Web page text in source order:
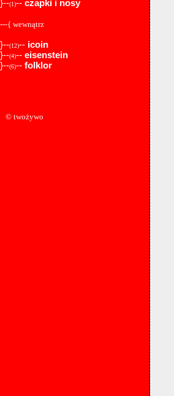
}--(1)-- czapki i nosy
---{ wewnątrz
}--(12)-- icoin
}--(4)-- eisenstein
}--(6)-- folklor
© twożywo